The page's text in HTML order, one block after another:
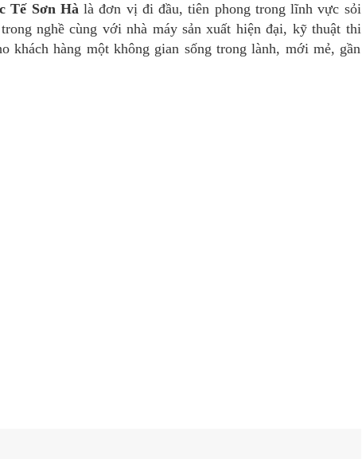
Tế Sơn Hàlà đơn vị đi đầu, tiên phong trong lĩnh vực sỏi
nghề cùng với nhà máy sản xuất hiện đại, kỹ thuật thi
khách hàng một không gian sống trong lành, mới mẻ, gần